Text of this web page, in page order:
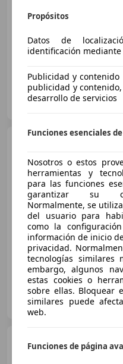
12/2017 127.906 km
OCASIONPLUS LA
ES-08020 SANT ANDREU
03/2017 96.977 km
OCASIONPLUS PAMPLONA
ES-31610 VILLAVA
Propósitos
Datos de
identificación
Publicidad y
publicidad y
desarrollo de servicios
Funciones esenciales
Nosotros o estos
herramientas y
para las funciones
garantizar su
Normalmente, se
del usuario para
como la
información de inicio
privacidad.
tecnologías similares
embargo, algunos
estas cookies o
sobre ellas. Bloquear
similares puede
web.
Funciones de página